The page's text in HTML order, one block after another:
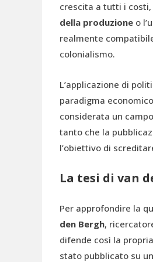
crescita a tutti i
della produzione o
realmente
colonialismo.
L’applicazione di
paradigma
considerata un
tanto che la
l’obiettivo di
La tesi di van
Per approfondire la
den Bergh,
difende così la
stato pubblicato su